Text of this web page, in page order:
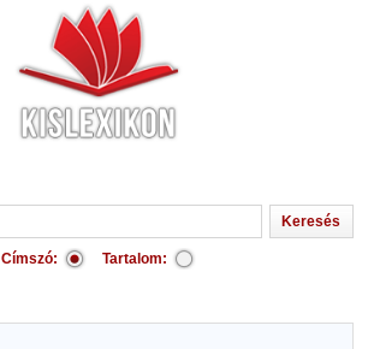
Címszó: Tartalom: